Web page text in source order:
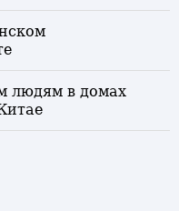
людям в домах